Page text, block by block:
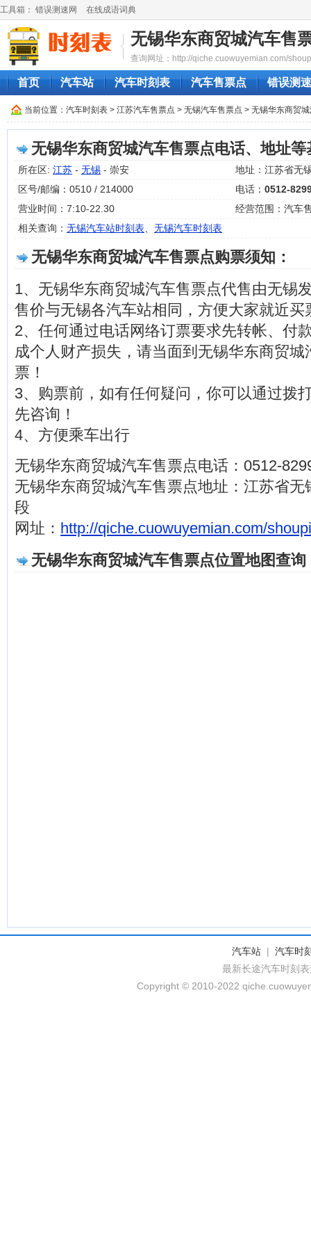
工具箱： 错误测速网 在线成语词典
无锡华东商贸城汽车售
查询网址：http://qiche.cuowuyemian.com/
首页 汽车站 汽车时刻表 汽车售票点 错误测
当前位置： 汽车时刻表 > 江苏汽车售票点 > 无锡汽车售票点 > 无锡华东商贸
无锡华东商贸城汽车售票点电话、地址等
所在区: 江苏 - 无锡 - 崇安
地址：江苏省无
区号/邮编：0510 / 214000
电话： 0512-
营业时间：7:10-22.30
经营范围：汽车
相关查询： 无锡汽车站时刻表 无锡汽车时刻表
无锡华东商贸城汽车售票点购票须知：
1、无锡华东商贸城汽车售票点代售由无锡
售价与无锡各汽车站相同，方便大家就近买
2、任何通过电话网络订票要求先转帐、付
成个人财产损失，请当面到无锡华东商贸城
票！
3、购票前，如有任何疑问，你可以通过拨
先咨询！
4、方便乘车出行
无锡华东商贸城汽车售票点电话：0512-
无锡华东商贸城汽车售票点地址：江苏省
段
网址： http://qiche.cuowuyemian.com/
无锡华东商贸城汽车售票点位置地图查询
汽车站 | 汽车时
最新长途汽车时刻
Copyright © 2010-2022